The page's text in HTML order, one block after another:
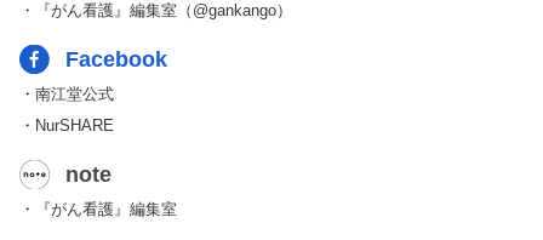
・『がん看護』編集室（@gankango）
Facebook
・南江堂公式
・NurSHARE
note
・『がん看護』編集室